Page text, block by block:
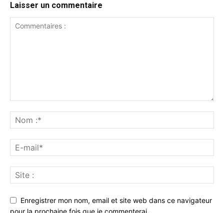
Laisser un commentaire
Enregistrer mon nom, email et site web dans ce navigateur